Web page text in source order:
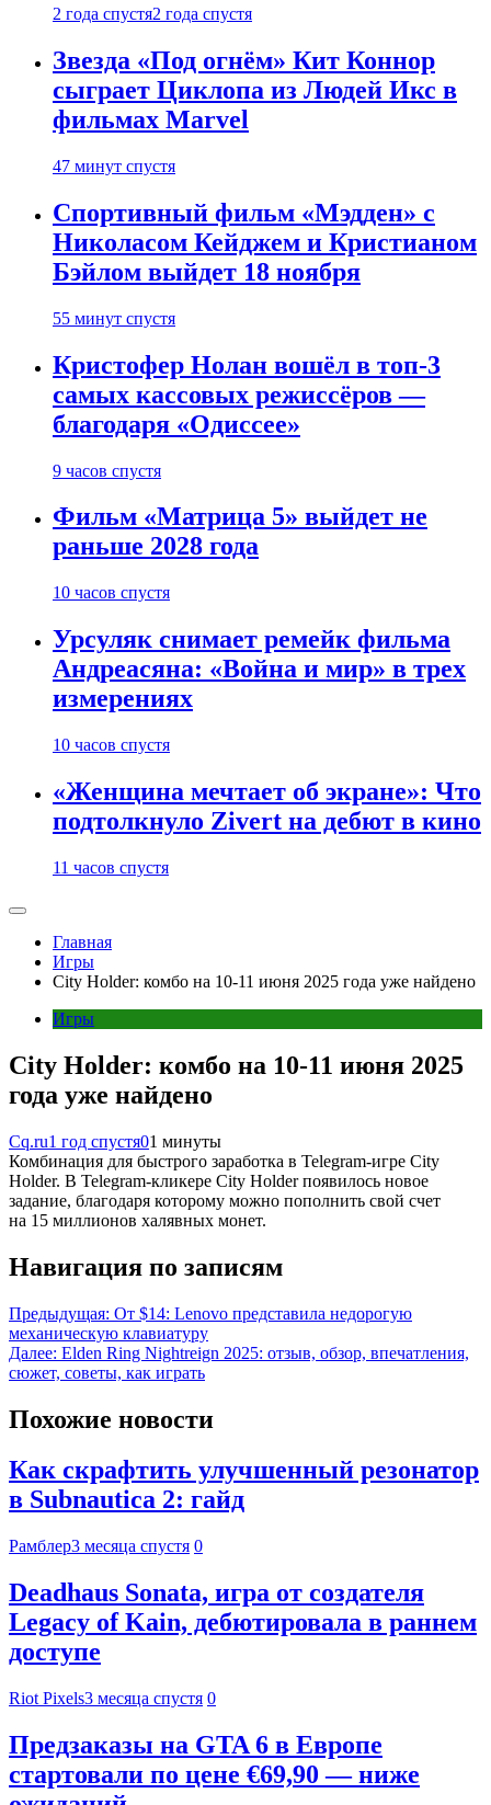
2 года спустя2 года спустя
Звезда «Под огнём» Кит Коннор
сыграет Циклопа из Людей Икс в
фильмах Marvel
47 минут спустя
Спортивный фильм «Мэдден» с
Николасом Кейджем и Кристианом
Бэйлом выйдет 18 ноября
55 минут спустя
Кристофер Нолан вошёл в топ-3
самых кассовых режиссёров —
благодаря «Одиссее»
9 часов спустя
Фильм «Матрица 5» выйдет не
раньше 2028 года
10 часов спустя
Урсуляк снимает ремейк фильма
Андреасяна: «Война и мир» в трех
измерениях
10 часов спустя
«Женщина мечтает об экране»: Что
подтолкнуло Zivert на дебют в кино
11 часов спустя
Главная
Игры
City Holder: комбо на 10-11 июня 2025 года уже найдено
Игры
City Holder: комбо на 10-11 июня 2025
года уже найдено
Cq.ru1 год спустя01 минуты
Комбинация для быстрого заработка в Telegram-игре City
Holder. В Telegram-кликере City Holder появилось новое
задание, благодаря которому можно пополнить свой счет
на 15 миллионов халявных монет.
Навигация по записям
Предыдущая: От $14: Lenovo представила недорогую
механическую клавиатуру
Далее: Elden Ring Nightreign 2025: отзыв, обзор, впечатления,
сюжет, советы, как играть
Похожие новости
Как скрафтить улучшенный резонатор
в Subnautica 2: гайд
Рамблер3 месяца спустя 0
Deadhaus Sonata, игра от создателя
Legacy of Kain, дебютировала в раннем
доступе
Riot Pixels3 месяца спустя 0
Предзаказы на GTA 6 в Европе
стартовали по цене €69,90 — ниже